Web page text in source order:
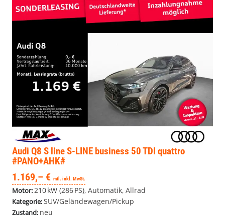
Audi Q8 S line S-LINE business 50 TDI quattro
#PANO+AHK#
1.169,– € mtl. inkl. MwSt.
Motor:210 kW (286 PS), Automatik, Allrad
Kategorie:SUV/Geländewagen/Pickup
Zustand: neu